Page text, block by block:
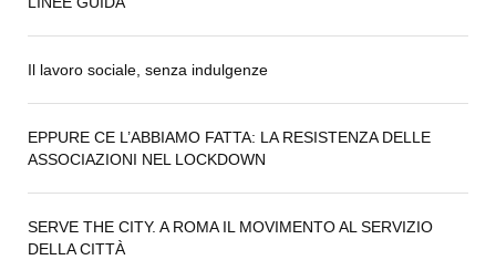
Il lavoro sociale, senza indulgenze
EPPURE CE L’ABBIAMO FATTA: LA RESISTENZA DELLE
ASSOCIAZIONI NEL LOCKDOWN
SERVE THE CITY. A ROMA IL MOVIMENTO AL SERVIZIO
DELLA CITTÀ